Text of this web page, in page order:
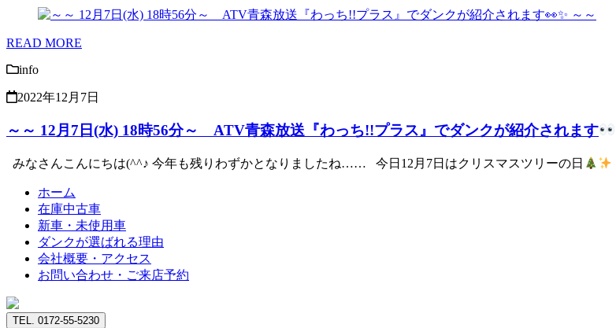
READ MORE
info
2022年12月7日
～～ 12月7日(水) 18時56分～ ATV青森放送『わっち!!プラス』でダンクが紹介されます
みなさんこんにちは(^^♪ 今年も残りわずかとなりましたね…… 今日12月7日はクリスマスツリーの日
ホーム
在庫中古車
新車・未使用車
ダンクが選ばれる理由
会社概要・アクセス
お問い合わせ・ご来店予約
TEL. 0172-55-5230